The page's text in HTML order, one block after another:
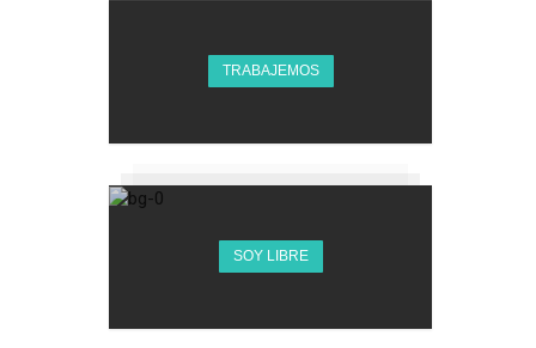
TRABAJEMOS
SOY LIBRE